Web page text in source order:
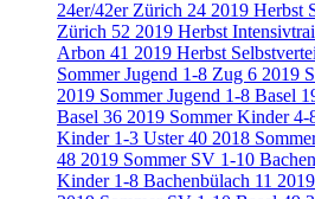
24er/42er Zürich 24 2019 Herbst
Zürich 52 2019 Herbst
Arbon 41 2019 Herbst
Sommer Jugend 1-8 Zug 6 2019
2019 Sommer Jugend 1-8 Basel
Basel 36 2019 Sommer Kinder 4-
Kinder 1-3 Uster40 2018
48 2019 Sommer SV 1-10
Kinder 1-8 Bachenbülach 11